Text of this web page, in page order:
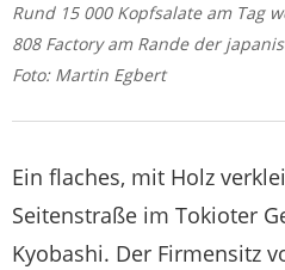
Rund 15 000 Kopfsalate am Tag
808 Factory am Rande der
Foto: Martin Egbert
Ein flaches, mit Holz
Seitenstraße im Tokioter
Kyobashi. Der Firmensitz